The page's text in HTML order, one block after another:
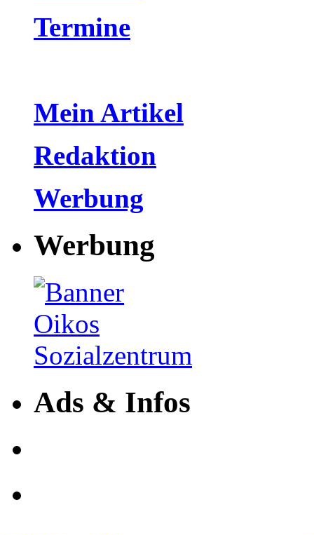
Termine
Mein Artikel
Redaktion
Werbung
Werbung
Ads & Infos